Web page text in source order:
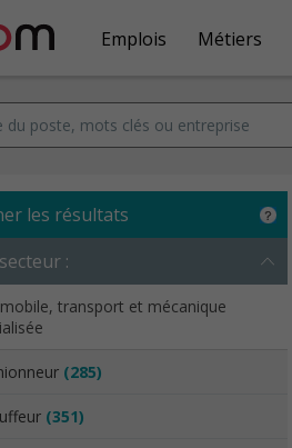
Emplois Métiers
les résultats
:
transport et mécanique
(285)
(351)